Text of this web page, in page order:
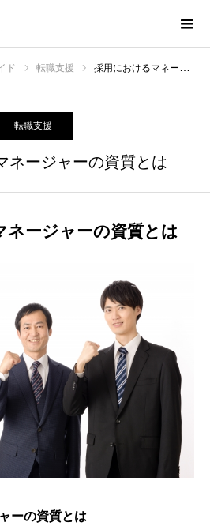
ド 転職支援 採用におけるマネージャーの資質とは
転職支援
ネージャーの資質とは
ネージャーの資質とは
ーの資質とは